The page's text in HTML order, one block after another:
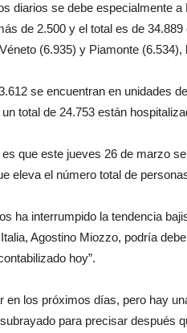
diarios se debe especialmente
de 2.500 y el total es de
(6.935) y Piamonte
se encuentran en unidades
total de 24.753 están
que este jueves 26 de marzo
eleva el número total de
ha interrumpido la tendencia
Agostino Miozzo, podría
hoy”.
en los próximos días, pero hay
para precisar después